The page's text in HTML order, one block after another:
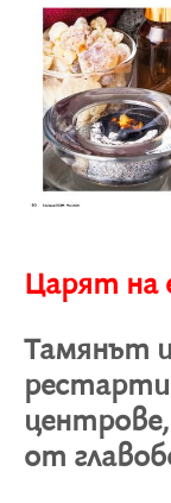
Царят на
Тамянът
от